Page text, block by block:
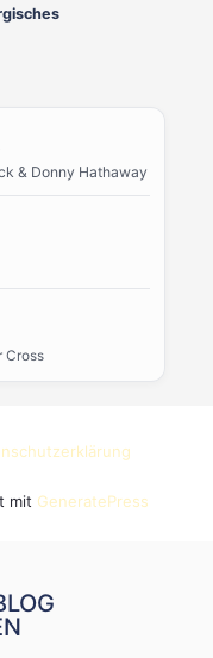
& Donny Hathaway
Cross
mit GeneratePress